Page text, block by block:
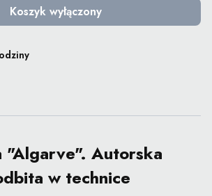
Koszyk wyłączony
"Algarve". Autorska
w technice